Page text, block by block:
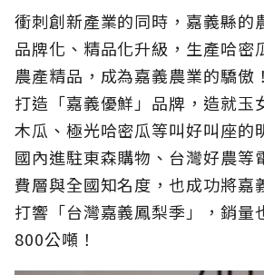
衝刺創新產業的同時，嘉義縣的
品牌化、精品化升級，生產哈密
農產精品，成為嘉義農業的驕傲
打造「嘉義優鮮」品牌，造就玉
木瓜、極光哈密瓜等叫好叫座的
國內進駐東森購物、台灣好農等
費層與全國知名度，也成功將嘉
打響「台灣嘉義鳳梨季」，銷量
800公噸！